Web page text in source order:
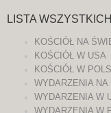
LISTA
KOŚCIÓŁ NA
KOŚCIÓŁ W USA
KOŚCIÓŁ W
WYDARZENIA NA
WYDARZENIA W
WYDARZENIA W